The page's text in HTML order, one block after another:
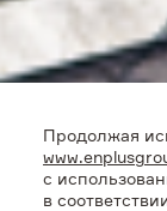
Продолжая
с
в